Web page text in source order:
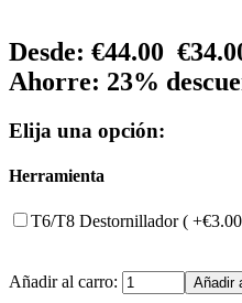
Desde: €44.00
Ahorre: 23%
Elija una opción:
Herramienta
T6/T8 Destornillador (
Añadir al carro: